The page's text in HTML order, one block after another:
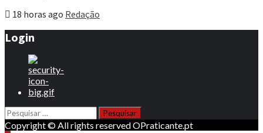
18 horas ago Redação
Login
Pesquisar
por:
Copyright © All rights reserved OPraticante.pt